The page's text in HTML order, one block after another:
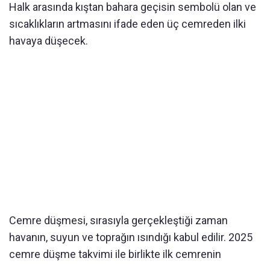
Halk arasında kıştan bahara geçisin sembolü olan ve
sıcaklıkların artmasını ifade eden üç cemreden ilki
havaya düşecek.
Cemre düşmesi, sırasıyla gerçekleştiği zaman
havanın, suyun ve toprağın ısındığı kabul edilir. 2025
cemre düşme takvimi ile birlikte ilk cemrenin